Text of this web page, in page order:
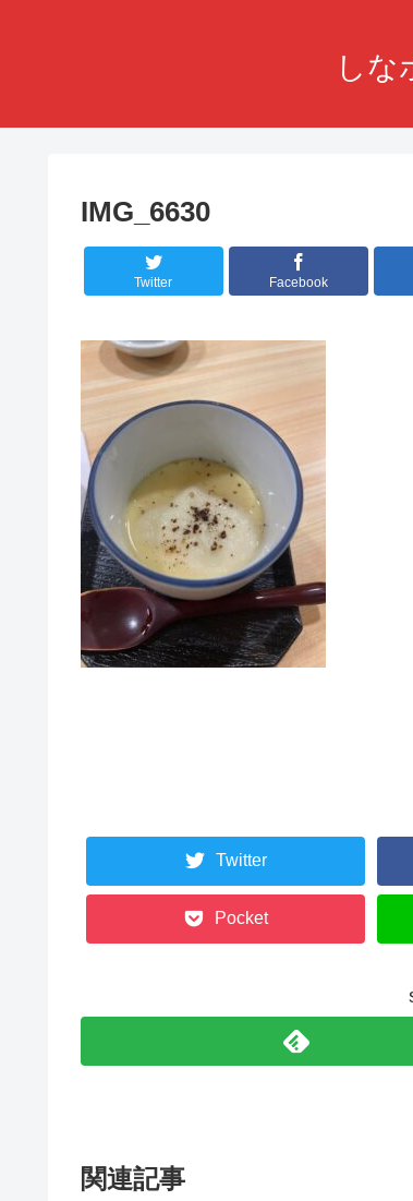
しな
IMG_6630
Twitter Facebook
Twitter
Pocket
関連記事